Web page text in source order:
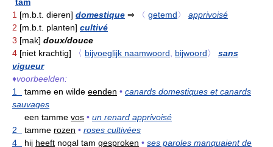
tam
1 [m.b.t. dieren] domestique ⇒ 〈 getemd〉
apprivoisé
2 [m.b.t. planten] cultivé
3 [mak] doux/douce
4 [niet krachtig] 〈 bijvoeglijk naamwoord, bijwoord〉
sans
vigueur
♦voorbeelden:
1
tamme en wilde eenden • canards domestiques et canards
sauvages
een tamme vos • un renard apprivoisé
2
tamme rozen • roses cultivées
4
hij heeft nogal tam gesproken • ses paroles manquaient de